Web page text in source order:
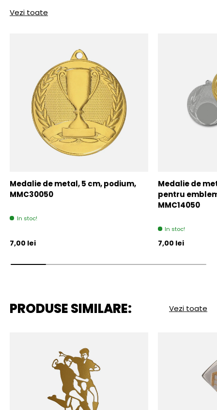
Vezi toate
Medalie de metal, 5 cm, podium,
MMC30050
In stoc!
Pret initial
7,00 lei
Medalie de
pentru
MMC14050
In stoc!
Pret initial
7,00 lei
PRODUSE SIMILARE: Vezi toate